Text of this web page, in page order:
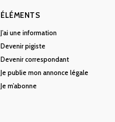
ÉLÉMENTS
J’ai une information
Devenir pigiste
Devenir correspondant
Je publie mon annonce légale
Je m’abonne